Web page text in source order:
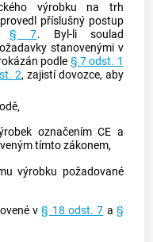
výrobku na trh
příslušný postup
§ 7. Byl-li soulad
stanovenými v
podle § 7 odst. 1
2, zajistídovozce, aby
označením CE a
tímto zákonem,
výrobku požadované
v§ 18 odst. 7 a §